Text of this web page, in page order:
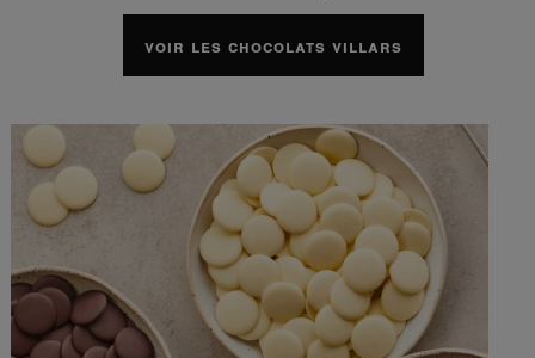
VOIR LES CHOCOLATS VILLARS